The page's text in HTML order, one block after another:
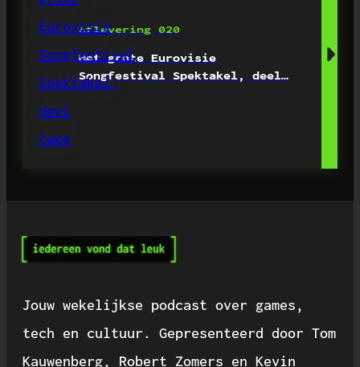
Aflevering 020
Het grote Eurovisie
Songfestival Spektakel, deel…
Jouw wekelijkse podcast over games,
tech en cultuur. Gepresenteerd door Tom
Kauwenberg, Robert Zomers en Kevin